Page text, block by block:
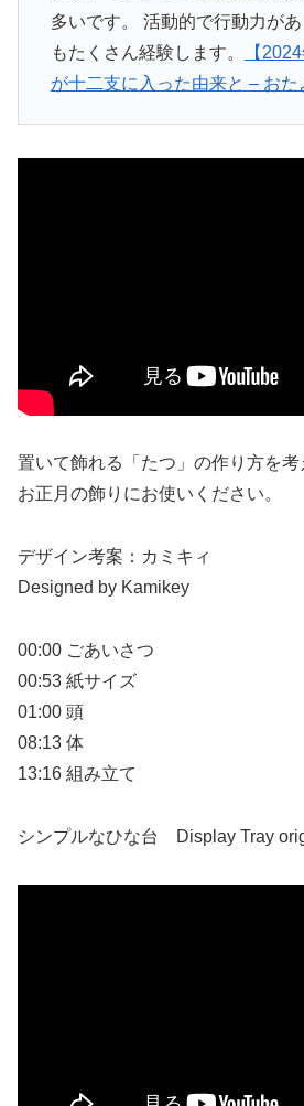
多いです。 活動的で行動力が
もたくさん経験します。
【
が十二支に入った由来と – おた
置いて飾れる「たつ」の作り方を考
お正月の飾りにお使いください。
デザイン考案：カミキィ
Designed by Kamikey
00:00 ごあいさつ
00:53 紙サイズ
01:00 頭
08:13 体
13:16 組み立て
シンプルなひな台 Display Tray